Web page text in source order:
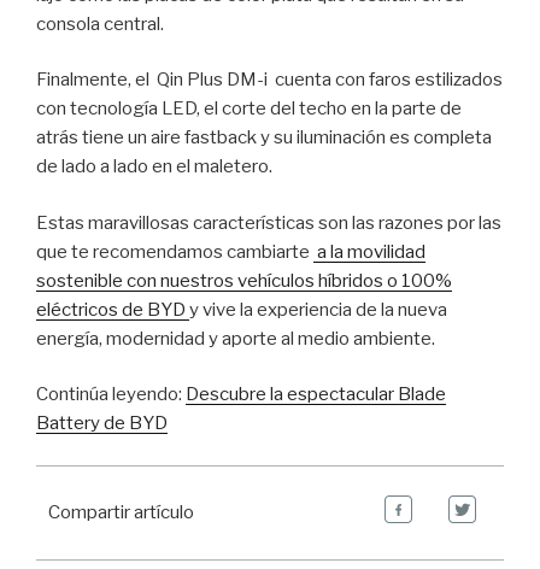
consola central.
Finalmente, el Qin Plus DM-i cuenta con faros estilizados
con tecnología LED, el corte del techo en la parte de
atrás tiene un aire fastback y su iluminación es completa
de lado a lado en el maletero.
Estas maravillosas características son las razones por las
que te recomendamos cambiarte a la movilidad
sostenible con nuestros vehículos híbridos o 100%
eléctricos de BYD y vive la experiencia de la nueva
energía, modernidad y aporte al medio ambiente.
Continúa leyendo: Descubre la espectacular Blade
Battery de BYD
Compartir artículo